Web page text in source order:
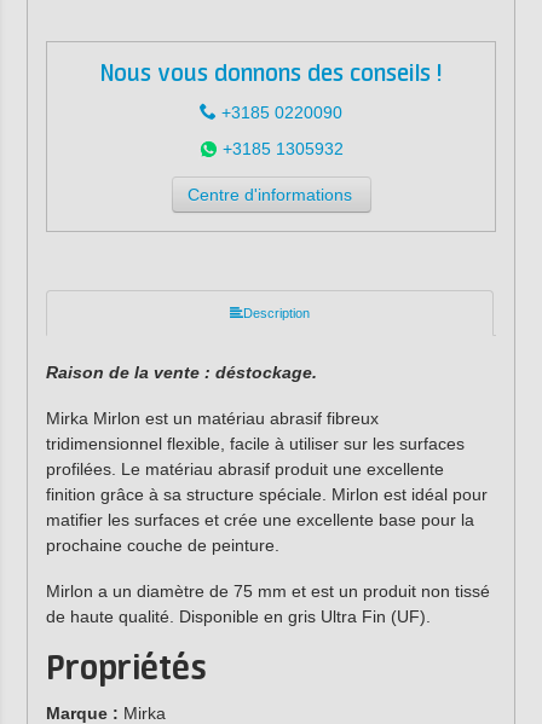
Nous vous donnons des conseils !
+3185 0220090
+3185 1305932
Centre d'informations
Description
Raison de la vente : déstockage.
Mirka Mirlon est un matériau abrasif fibreux
tridimensionnel flexible, facile à utiliser sur les surfaces
profilées. Le matériau abrasif produit une excellente
finition grâce à sa structure spéciale. Mirlon est idéal pour
matifier les surfaces et crée une excellente base pour la
prochaine couche de peinture.
Mirlon a un diamètre de 75 mm et est un produit non tissé
de haute qualité. Disponible en gris Ultra Fin (UF).
Propriétés
Marque : Mirka